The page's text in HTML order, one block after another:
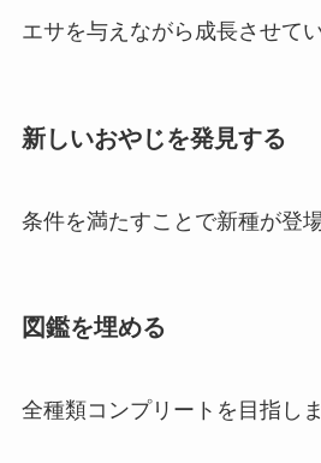
エサを与えながら成長させて
新しいおやじを発見する
条件を満たすことで新種が登場
図鑑を埋める
全種類コンプリートを目指しま